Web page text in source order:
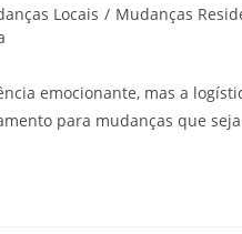
Locais / Mudanças
emocionante, mas a
para mudanças que